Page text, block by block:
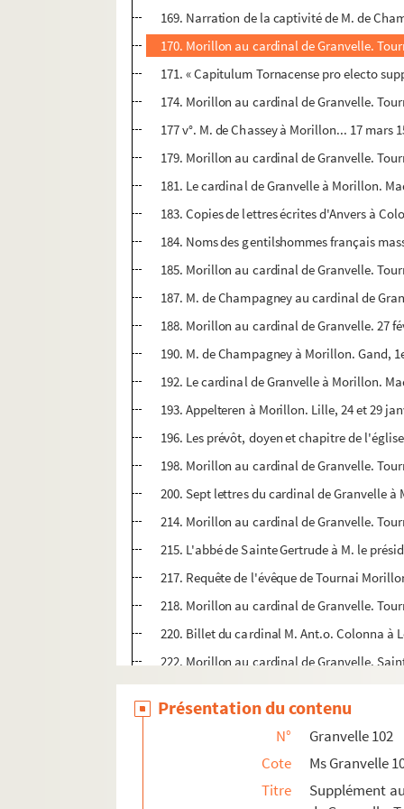
169. Narration de la captivité de M. de
170. Morillon au cardinal de Granvelle.
171. « Capitulum Tornacense pro electo
174. Morillon au cardinal de Granvelle.
177 v°. M. de Chassey à Morillon... 17 mars
179. Morillon au cardinal de Granvelle.
181. Le cardinal de Granvelle à Morillon.
183. Copies de lettres écrites d'Anvers à
184. Noms des gentilshommes français
185. Morillon au cardinal de Granvelle.
187. M. de Champagney au cardinal de
188. Morillon au cardinal de Granvelle. 27
190. M. de Champagney à Morillon. Gand,
192. Le cardinal de Granvelle à Morillon.
193. Appelteren à Morillon. Lille, 24 et 29
196. Les prévôt, doyen et chapitre de
198. Morillon au cardinal de Granvelle.
200. Sept lettres du cardinal de Granvelle
214. Morillon au cardinal de Granvelle.
215. L'abbé de Sainte Gertrude à M. le
217. Requête de l'évêque de Tournai
218. Morillon au cardinal de Granvelle.
220. Billet du cardinal M. Ant.o. Colonna à
222. Morillon au cardinal de Granvelle.
226. Extraits de lettres d'Anvers, du 9 avril,
228. Le cardinal de Granvelle à Morillon.
229. Trois lettres de don Jo. de Idiaques
235. Morillon au cardinal de Granvelle.
237. Don Jo. de Idiaques au cardinal de
Présentation du contenu
N°
Granvelle 102
Cote
Ms Granvelle
Titre
Supplément